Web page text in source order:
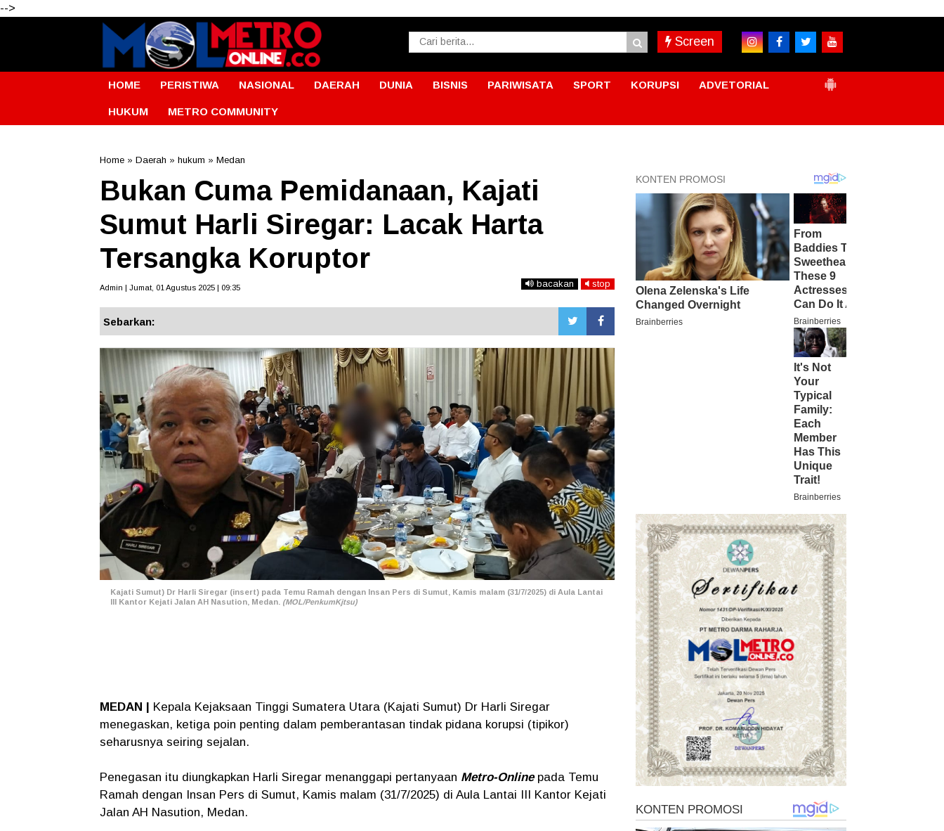
-->
Screen
HOME PERISTIWA NASIONAL DAERAH DUNIA BISNIS PARIWISATA SPORT KORUPSI ADVETORIAL
HUKUM METRO COMMUNITY
Home » Daerah » hukum » Medan
Bukan Cuma Pemidanaan, Kajati
Sumut Harli Siregar: Lacak Harta
Tersangka Koruptor
Admin | Jumat, 01 Agustus 2025 | 09:35 bacakan stop
Sebarkan:
Kajati Sumut) Dr Harli Siregar (insert) pada Temu Ramah dengan Insan Pers di Sumut, Kamis malam (31/7/2025) di Aula Lantai
III Kantor Kejati Jalan AH Nasution, Medan. (MOL/PenkumKjtsu)
MEDAN |
Kepala Kejaksaan Tinggi Sumatera Utara (Kajati Sumut) Dr Harli Siregar
menegaskan, ketiga poin penting dalam pemberantasan tindak pidana korupsi (tipikor)
seharusnya seiring sejalan.
Penegasan itu diungkapkan Harli Siregar menanggapi pertanyaan Metro-Onlinepada Temu
Ramah dengan Insan Pers di Sumut, Kamis malam (31/7/2025) di Aula Lantai III Kantor Kejati
Jalan AH Nasution, Medan.